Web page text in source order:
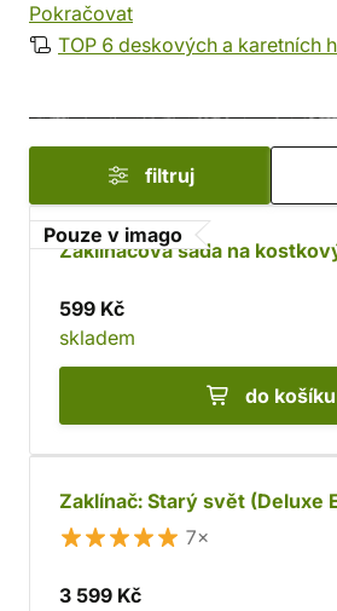
taky hry pro více hráčů, které jsou
dobré, nebo ještě lepší. V
neobyčejnéšachyze sci-fi a
Pokračovat
TOP 6 deskových a karetních
filtruj
Pouze v imago
Zaklínačova sada na
599 Kč
skladem
do košíku
Zaklínač: Starý svět (Deluxe
7×
3 599 Kč